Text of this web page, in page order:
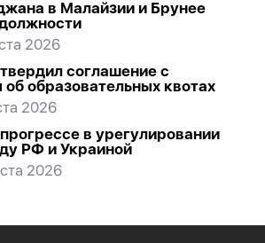
в Малайзии и Брунее
2026
соглашение с
образовательных квотах
2026
в урегулировании
РФ и Украиной
2026